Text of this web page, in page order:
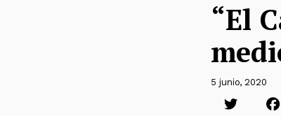
“El
5 junio, 2020